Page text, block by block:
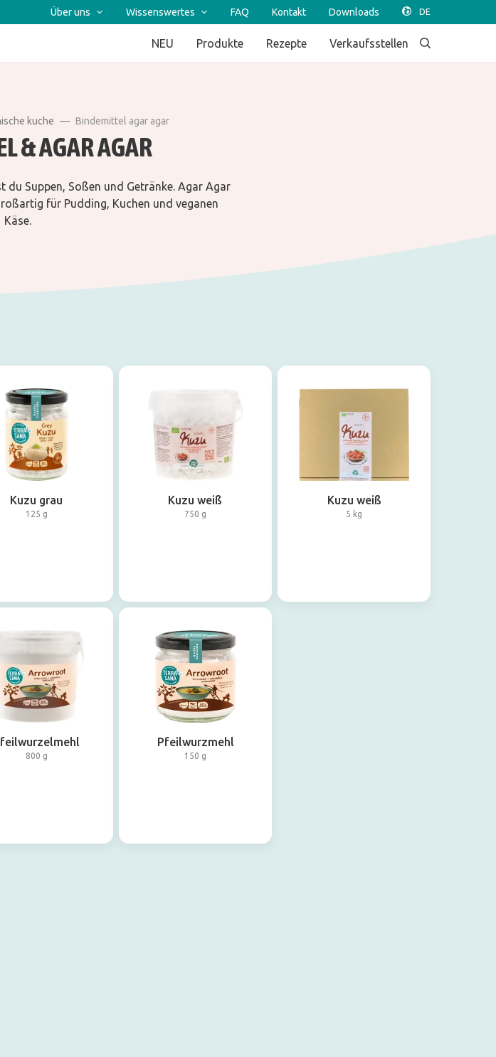
Über uns Wissenswertes FAQ Kontakt Downloads
NEU Produkte Rezepte Verkaufsstellen
kuche Bindemittel agar agar
& AGAR AGAR
Suppen, Soßen und Getränke. Agar Agar
für Pudding, Kuchen und veganen
Käse.
Kuzu grau
125 g
Kuzu weiß
750 g
Kuzu weiß
5 kg
800 g
Pfeilwurzmehl
150 g